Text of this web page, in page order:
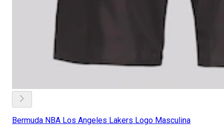
Bermuda NBA Los Angeles Lakers Logo Masculina